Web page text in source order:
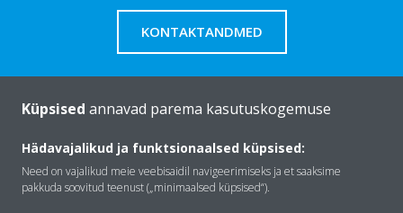
KONTAKTANDMED
Tutvustus Daikin
Küpsised annavad parema kasutuskogemuse
Hädavajalikud ja funktsionaalsed küpsised:
Need on vajalikud meie veebisaidil navigeerimiseks ja et saaksime
pakkuda soovitud teenust („minimaalsed küpsised“).